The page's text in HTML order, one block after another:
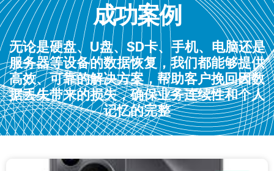
成功案例
无论是硬盘、U盘、SD卡、手机、电脑还是
服务器等设备的数据恢复，我们都能够提供
高效、可靠的解决方案，帮助客户挽回因数
据丢失带来的损失，确保业务连续性和个人
记忆的完整